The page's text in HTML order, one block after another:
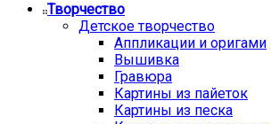
Творчество
Детское творчество
Аппликации и оригами
Вышивка
Гравюра
Картины из пайеток
Картины из песка